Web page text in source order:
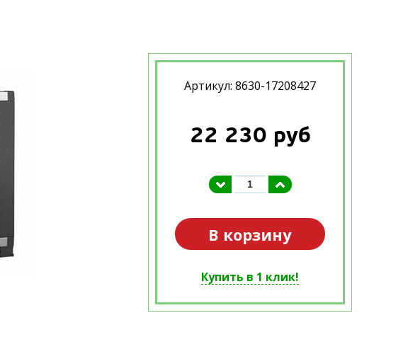
Артикул: 8630-17208427
22 230 руб
В корзину
Купить в 1 клик!